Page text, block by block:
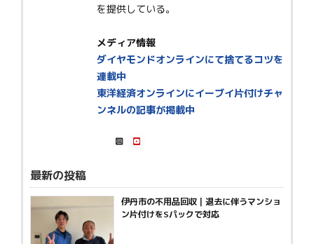
を提供している。
メディア情報
ダイヤモンドオンラインにて捨てるコツを
連載中
東洋経済オンラインにイーブイ片付けチャ
ンネルの記事が掲載中
最新の投稿
伊丹市の不用品回収｜退去に伴うマンショ
ン片付けをSパックで対応